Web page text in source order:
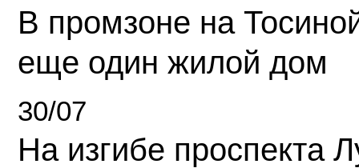
В промзоне на
еще один жилой дом
30/07
На изгибе проспекта